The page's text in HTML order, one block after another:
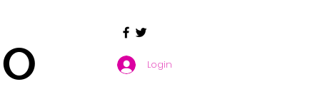
Login